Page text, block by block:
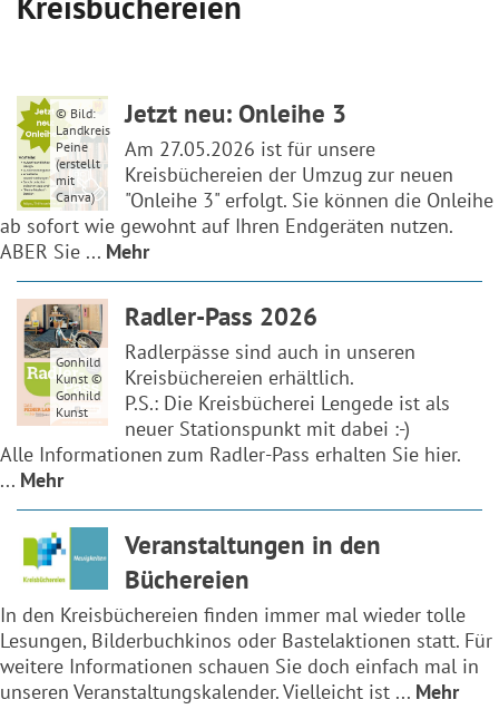
© Bild:
Landkreis
Peine
(erstellt
mit
Canva)
Jetzt neu: Onleihe 3
Am 27.05.2026 ist für unsere
Kreisbüchereien der Umzug zur neuen
"Onleihe 3" erfolgt. Sie können die Onleihe
ab sofort wie gewohnt auf Ihren Endgeräten nutzen.
ABER Sie ... Mehr
Gonhild
Kunst ©
Gonhild
Kunst
Radler-Pass 2026
Radlerpässe sind auch in unseren
Kreisbüchereien erhältlich.
P.S.: Die Kreisbücherei Lengede ist als
neuer Stationspunkt mit dabei :-)
Alle Informationen zum Radler-Pass erhalten Sie hier.
... Mehr
Veranstaltungen in den
Büchereien
In den Kreisbüchereien finden immer mal wieder tolle
Lesungen, Bilderbuchkinos oder Bastelaktionen statt. Für
weitere Informationen schauen Sie doch einfach mal in
unseren Veranstaltungskalender. Vielleicht ist ... Mehr